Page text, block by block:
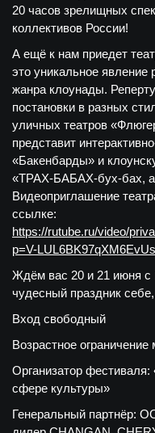
20 часов зрелищных
коллективов России!
А ещё к нам приедет
это уникальное явление
жанра клоунады.
постановки в разных
уличных театров
представит
«Бакенбарды» и
«ТРАХ-БАБАХ-бух-бах,
Видеоприглашение
ссылке:
https://rutube.ru/video/
p=V-
Ждём вас 20 и 21 июня с
чудесный праздник
Вход свободный
Возрастное ограничение
Организатор фестиваля:
сфере культуры»
Генеральный партнёр: